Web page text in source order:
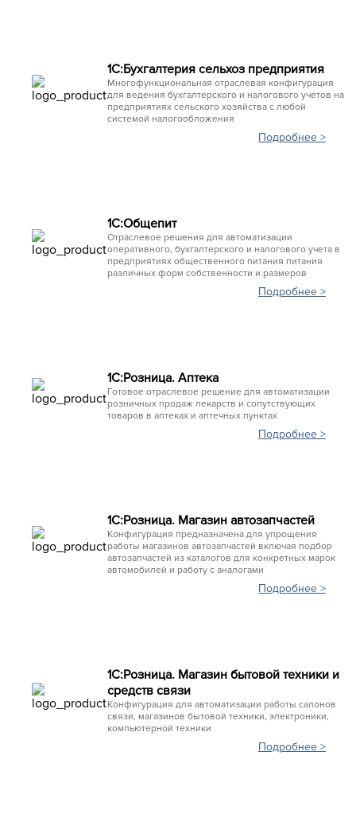
1С:Бухгалтерия сельхоз предприятия
Многофункциональная отраслевая конфигурация
для ведения бухгалтерского и налогового учетов на
предприятиях сельского хозяйства с любой
системой налогообложения
Подробнее >
1С:Общепит
Отраслевое решения для автоматизации
оперативного, бухгалтерского и налогового учета в
предприятиях общественного питания питания
различных форм собственности и размеров
Подробнее >
1С:Розница. Аптека
Готовое отраслевое решение для автоматизации
розничных продаж лекарств и сопутствующих
товаров в аптеках и аптечных пунктах
Подробнее >
1С:Розница. Магазин автозапчастей
Конфигурация предназначена для упрощения
работы магазинов автозапчастей включая подбор
автозапчастей из каталогов для конкретных марок
автомобилей и работу с аналогами
Подробнее >
1С:Розница. Магазин бытовой техники и
средств связи
Конфигурация для автоматизации работы салонов
связи, магазинов бытовой техники, электроники,
компьютерной техники
Подробнее >